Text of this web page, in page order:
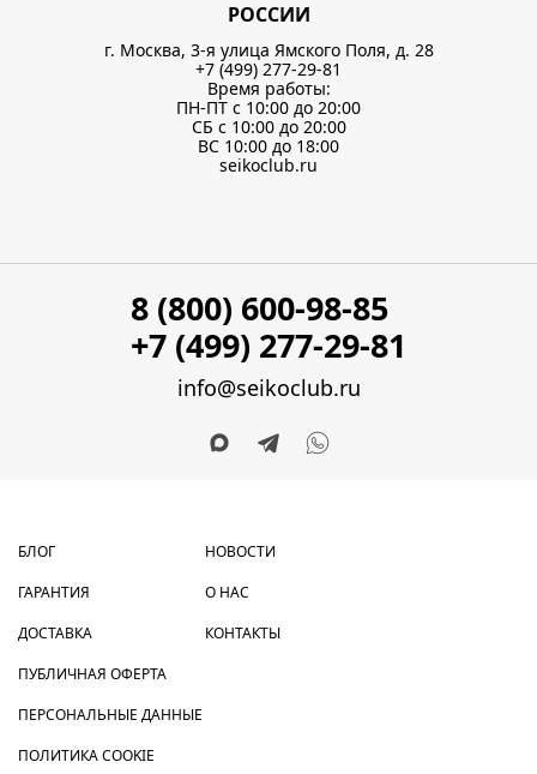
РОССИИ
г. Москва, 3-я улица Ямского Поля, д. 28
+7 (499) 277-29-81
Время работы:
ПН-ПТ с 10:00 до 20:00
СБ с 10:00 до 20:00
ВС 10:00 до 18:00
seikoclub.ru
8 (800) 600-98-85
+7 (499) 277-29-81
info@seikoclub.ru
БЛОГ
ГАРАНТИЯ
ДОСТАВКА
НОВОСТИ
О НАС
КОНТАКТЫ
ПУБЛИЧНАЯ ОФЕРТА
ПЕРСОНАЛЬНЫЕ ДАННЫЕ
ПОЛИТИКА COOKIE